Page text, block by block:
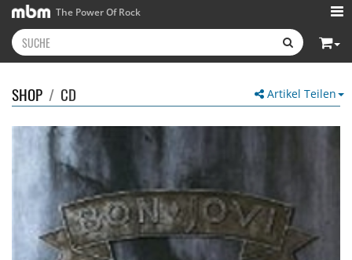
The Power Of Rock
Artikel Teilen
SHOP / CD